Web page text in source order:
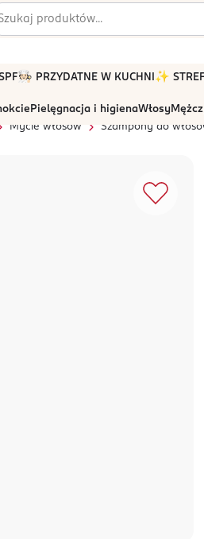
🧑🏻‍🍳 PRZYDATNE W KUCHNI ✨
Pielęgnacja i higienaWłosy
Mycie włosów Szampony do